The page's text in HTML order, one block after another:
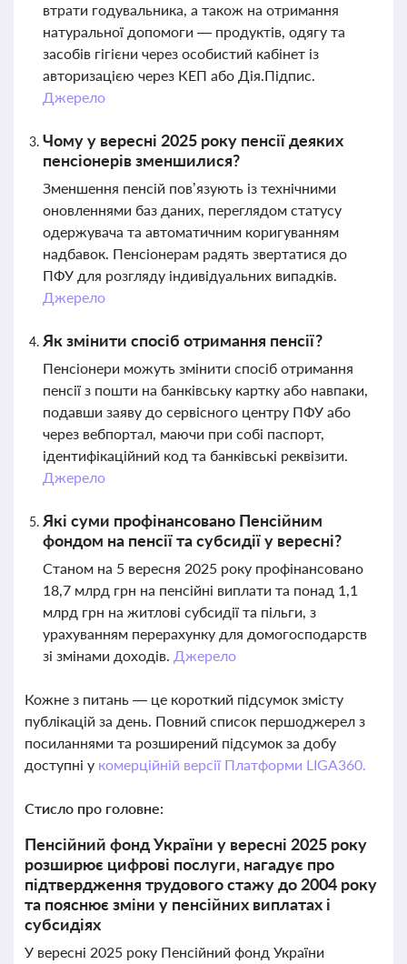
втрати годувальника, а також на отримання
натуральної допомоги — продуктів, одягу та
засобів гігієни через особистий кабінет із
авторизацією через КЕП або Дія.Підпис.
Джерело
Чому у вересні 2025 року пенсії деяких
пенсіонерів зменшилися?
Зменшення пенсій пов’язують із технічними
оновленнями баз даних, переглядом статусу
одержувача та автоматичним коригуванням
надбавок. Пенсіонерам радять звертатися до
ПФУ для розгляду індивідуальних випадків.
Джерело
Як змінити спосіб отримання пенсії?
Пенсіонери можуть змінити спосіб отримання
пенсії з пошти на банківську картку або навпаки,
подавши заяву до сервісного центру ПФУ або
через вебпортал, маючи при собі паспорт,
ідентифікаційний код та банківські реквізити.
Джерело
Які суми профінансовано Пенсійним
фондом на пенсії та субсидії у вересні?
Станом на 5 вересня 2025 року профінансовано
18,7 млрд грн на пенсійні виплати та понад 1,1
млрд грн на житлові субсидії та пільги, з
урахуванням перерахунку для домогосподарств
зі змінами доходів. Джерело
Кожне з питань — це короткий підсумок змісту
публікацій за день. Повний список першоджерел з
посиланнями та розширений підсумок за добу
доступні у комерційній версії Платформи LIGA360.
Стисло про головне:
Пенсійний фонд України у вересні 2025 року
розширює цифрові послуги, нагадує про
підтвердження трудового стажу до 2004 року
та пояснює зміни у пенсійних виплатах і
субсидіях
У вересні 2025 року Пенсійний фонд України